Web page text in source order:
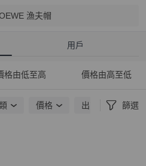
漁夫帽
用戶
格由低至高 價格由高至低
價格 出貨地點 篩選